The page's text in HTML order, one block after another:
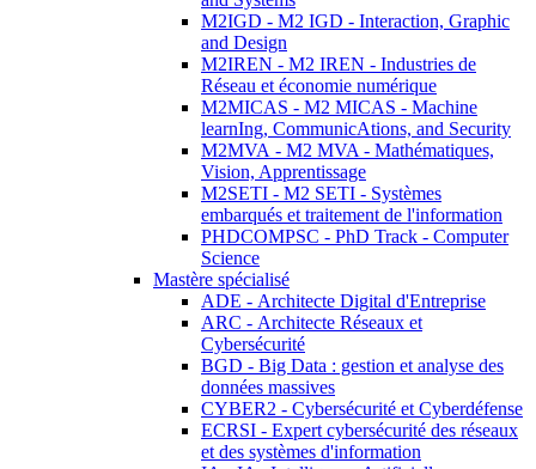
M2IGD - M2 IGD - Interaction, Graphic
and Design
M2IREN - M2 IREN - Industries de
Réseau et économie numérique
M2MICAS - M2 MICAS - Machine
learnIng, CommunicAtions, and Security
M2MVA - M2 MVA - Mathématiques,
Vision, Apprentissage
M2SETI - M2 SETI - Systèmes
embarqués et traitement de l'information
PHDCOMPSC - PhD Track - Computer
Science
Mastère spécialisé
ADE - Architecte Digital d'Entreprise
ARC - Architecte Réseaux et
Cybersécurité
BGD - Big Data : gestion et analyse des
données massives
CYBER2 - Cybersécurité et Cyberdéfense
ECRSI - Expert cybersécurité des réseaux
et des systèmes d'information